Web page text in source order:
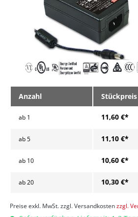
Anzahl Stückpreis
ab 1 11,60 €*
ab5 11,10 €*
ab 10 10,60 €*
ab20 10,30 €*
Preise exkl. MwSt. zzgl. Versandkostenzzgl.